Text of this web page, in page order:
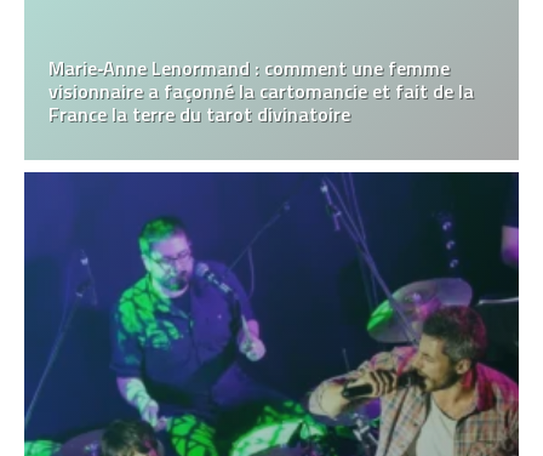
Marie‑Anne Lenormand : comment une femme
visionnaire a façonné la cartomancie et fait de la
France la terre du tarot divinatoire